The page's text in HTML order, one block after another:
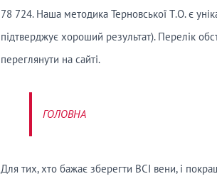
78 724. Наша методика Терновської Т.О. є
підтверджує хороший результат). Перелік
переглянути на сайті.
ГОЛОВНА
Для тих, хто бажає зберегти ВСІ вени, і